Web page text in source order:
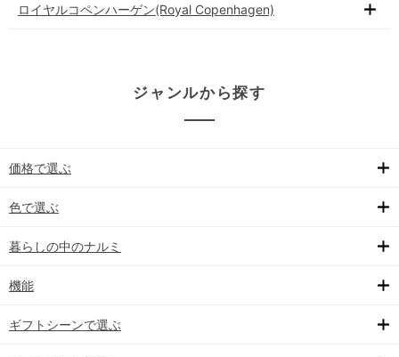
ロイヤルコペンハーゲン(Royal Copenhagen)
ジャンルから探す
価格で選ぶ
色で選ぶ
暮らしの中のナルミ
機能
ギフトシーンで選ぶ